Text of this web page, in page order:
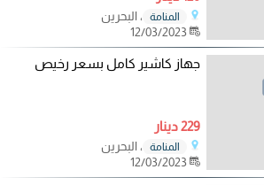
المنامة
، البحرين
12/03/2023
جهاز كاشير كامل بسعر رخيص
229 دينار
المنامة
، البحرين
12/03/2023